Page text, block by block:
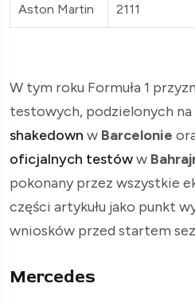
Aston Martin 2111
W tym roku Formuła 1
testowych, podzielonych
shakedown w Barcelonie
oficjalnych testóww
pokonany przez wszystkie
części artykułu jako punkt
wniosków przed startem
Mercedes